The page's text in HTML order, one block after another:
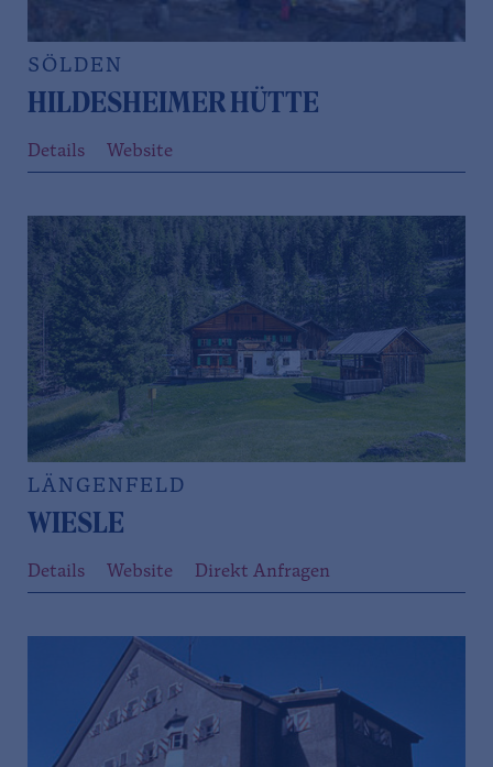
SÖLDEN
HILDESHEIMER HÜTTE
Details Website
LÄNGENFELD
WIESLE
Details Website Direkt Anfragen